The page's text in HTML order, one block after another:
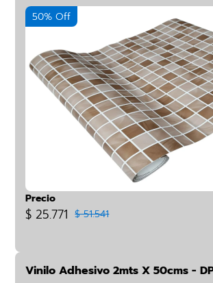
50% Off
Precio
$ 25.771 $ 51.541
Vinilo Adhesivo 2mts X 50cms -